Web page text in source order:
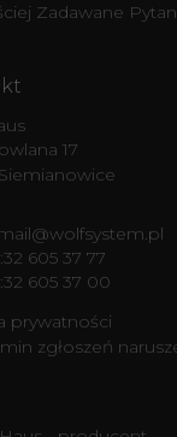
Zadawane
17
32 605 37 77
32 605 37 00
prywatności
zgłoszeń